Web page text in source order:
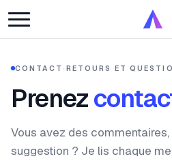
CONTACT · RETOURS ET
Prenez
Vous avez des commentaires,
suggestion ? Je lis chaque